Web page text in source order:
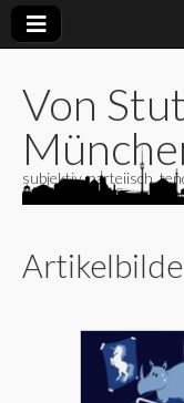
Von
subjektiv, parteiisch,